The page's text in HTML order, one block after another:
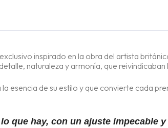
inspirado en la obra del artista
naturaleza y armonía, que
esencia de su estilo y que convierte cada
que hay, con un ajuste impecable